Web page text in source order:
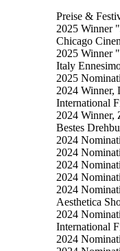
Preise &
2025 Winner
Chicago
2025 Winner
Italy
2025
2024 Winner,
International
2024 Winner,
Bestes
2024
2024
2024
2024
2024
Aesthetica
2024
International
2024